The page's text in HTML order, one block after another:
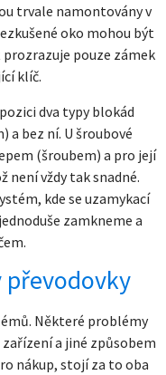
trvale namontovány v
oko mohou být
pouze zámek
klíč.
dva typy blokád
a bez ní. U šroubové
(šroubem) a pro její
není vždy tak snadné.
kde se uzamykací
zamkneme a
převodovky
Některé problémy
a jiné způsobem
nákup, stojí za to oba